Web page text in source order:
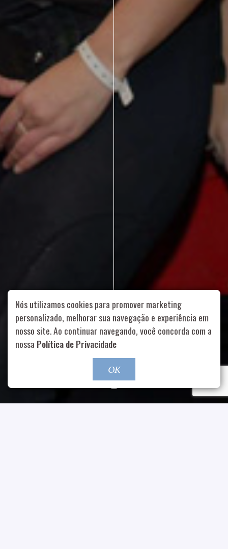
Rua Aurélia, 1714 – Vila Romana, São Paulo – SP | 55 11
99178-5848 | contato@nucleofood.com
Role para continar
Nós utilizamos cookies para promover marketing
personalizado, melhorar sua navegação e experiência em
nosso site. Ao continuar navegando, você concorda com a
nossa Política de Privacidade
OK